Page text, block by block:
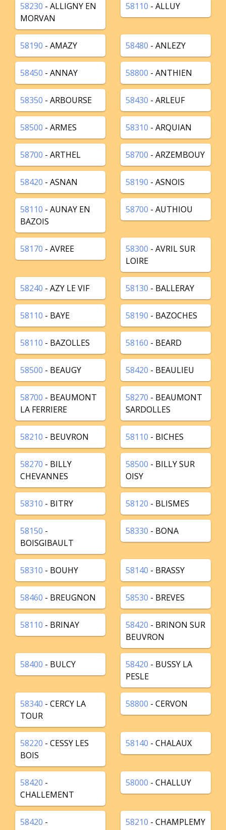
58230 - ALLIGNY EN
MORVAN
58110 - ALLUY
58190 - AMAZY 58480 - ANLEZY
58450 - ANNAY 58800 - ANTHIEN
58350 - ARBOURSE 58430 - ARLEUF
58500 - ARMES 58310 - ARQUIAN
58700 - ARTHEL 58700 - ARZEMBOUY
58420 - ASNAN 58190 - ASNOIS
58110 - AUNAY EN
BAZOIS
58700 - AUTHIOU
58170 - AVREE 58300 - AVRIL SUR
LOIRE
58240 - AZY LE VIF 58130 - BALLERAY
58110 - BAYE 58190 - BAZOCHES
58110 - BAZOLLES 58160 - BEARD
58500 - BEAUGY 58420 - BEAULIEU
58700 - BEAUMONT
LA FERRIERE
58270 - BEAUMONT
SARDOLLES
58210 - BEUVRON 58110 - BICHES
58270 - BILLY
CHEVANNES
58500 - BILLY SUR
OISY
58310 - BITRY 58120 - BLISMES
58150 -
BOISGIBAULT
58330 - BONA
58310 - BOUHY 58140 - BRASSY
58460 - BREUGNON 58530 - BREVES
58110 - BRINAY 58420 - BRINON SUR
BEUVRON
58400 - BULCY 58420 - BUSSY LA
PESLE
58340 - CERCY LA
TOUR
58800 - CERVON
58220 - CESSY LES
BOIS
58140 - CHALAUX
58420 -
CHALLEMENT
58000 - CHALLUY
58420 -
58210 - CHAMPLEMY